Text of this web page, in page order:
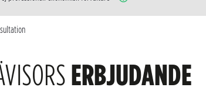
ERBJUDANDE